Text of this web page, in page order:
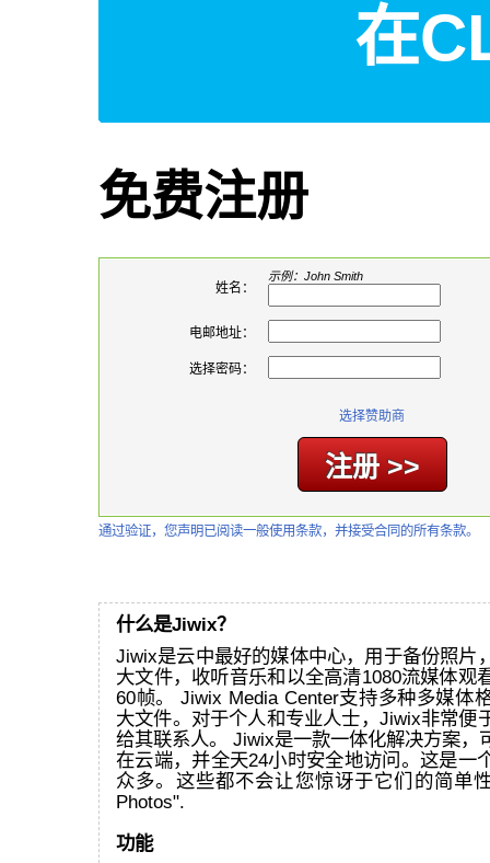
在
免费注册
姓名：
示例：John Smith
电邮地址：
选择密码：
选择赞助商
通过验证，您声明已阅读一般使用条款，并接受合同的所有条款。
什么是Jiwix？
Jiwix是云中最好的媒体中心，用于备份照片
大文件，收听音乐和以全高清1080流媒体观
60帧。 Jiwix Media Center支持多种多媒体
大文件。对于个人和专业人士，Jiwix非常便
给其联系人。 Jiwix是一款一体化解决方案，
在云端，并全天24小时安全地访问。这是一
众多。这些都不会让您惊讶于它们的简单
Photos".
功能